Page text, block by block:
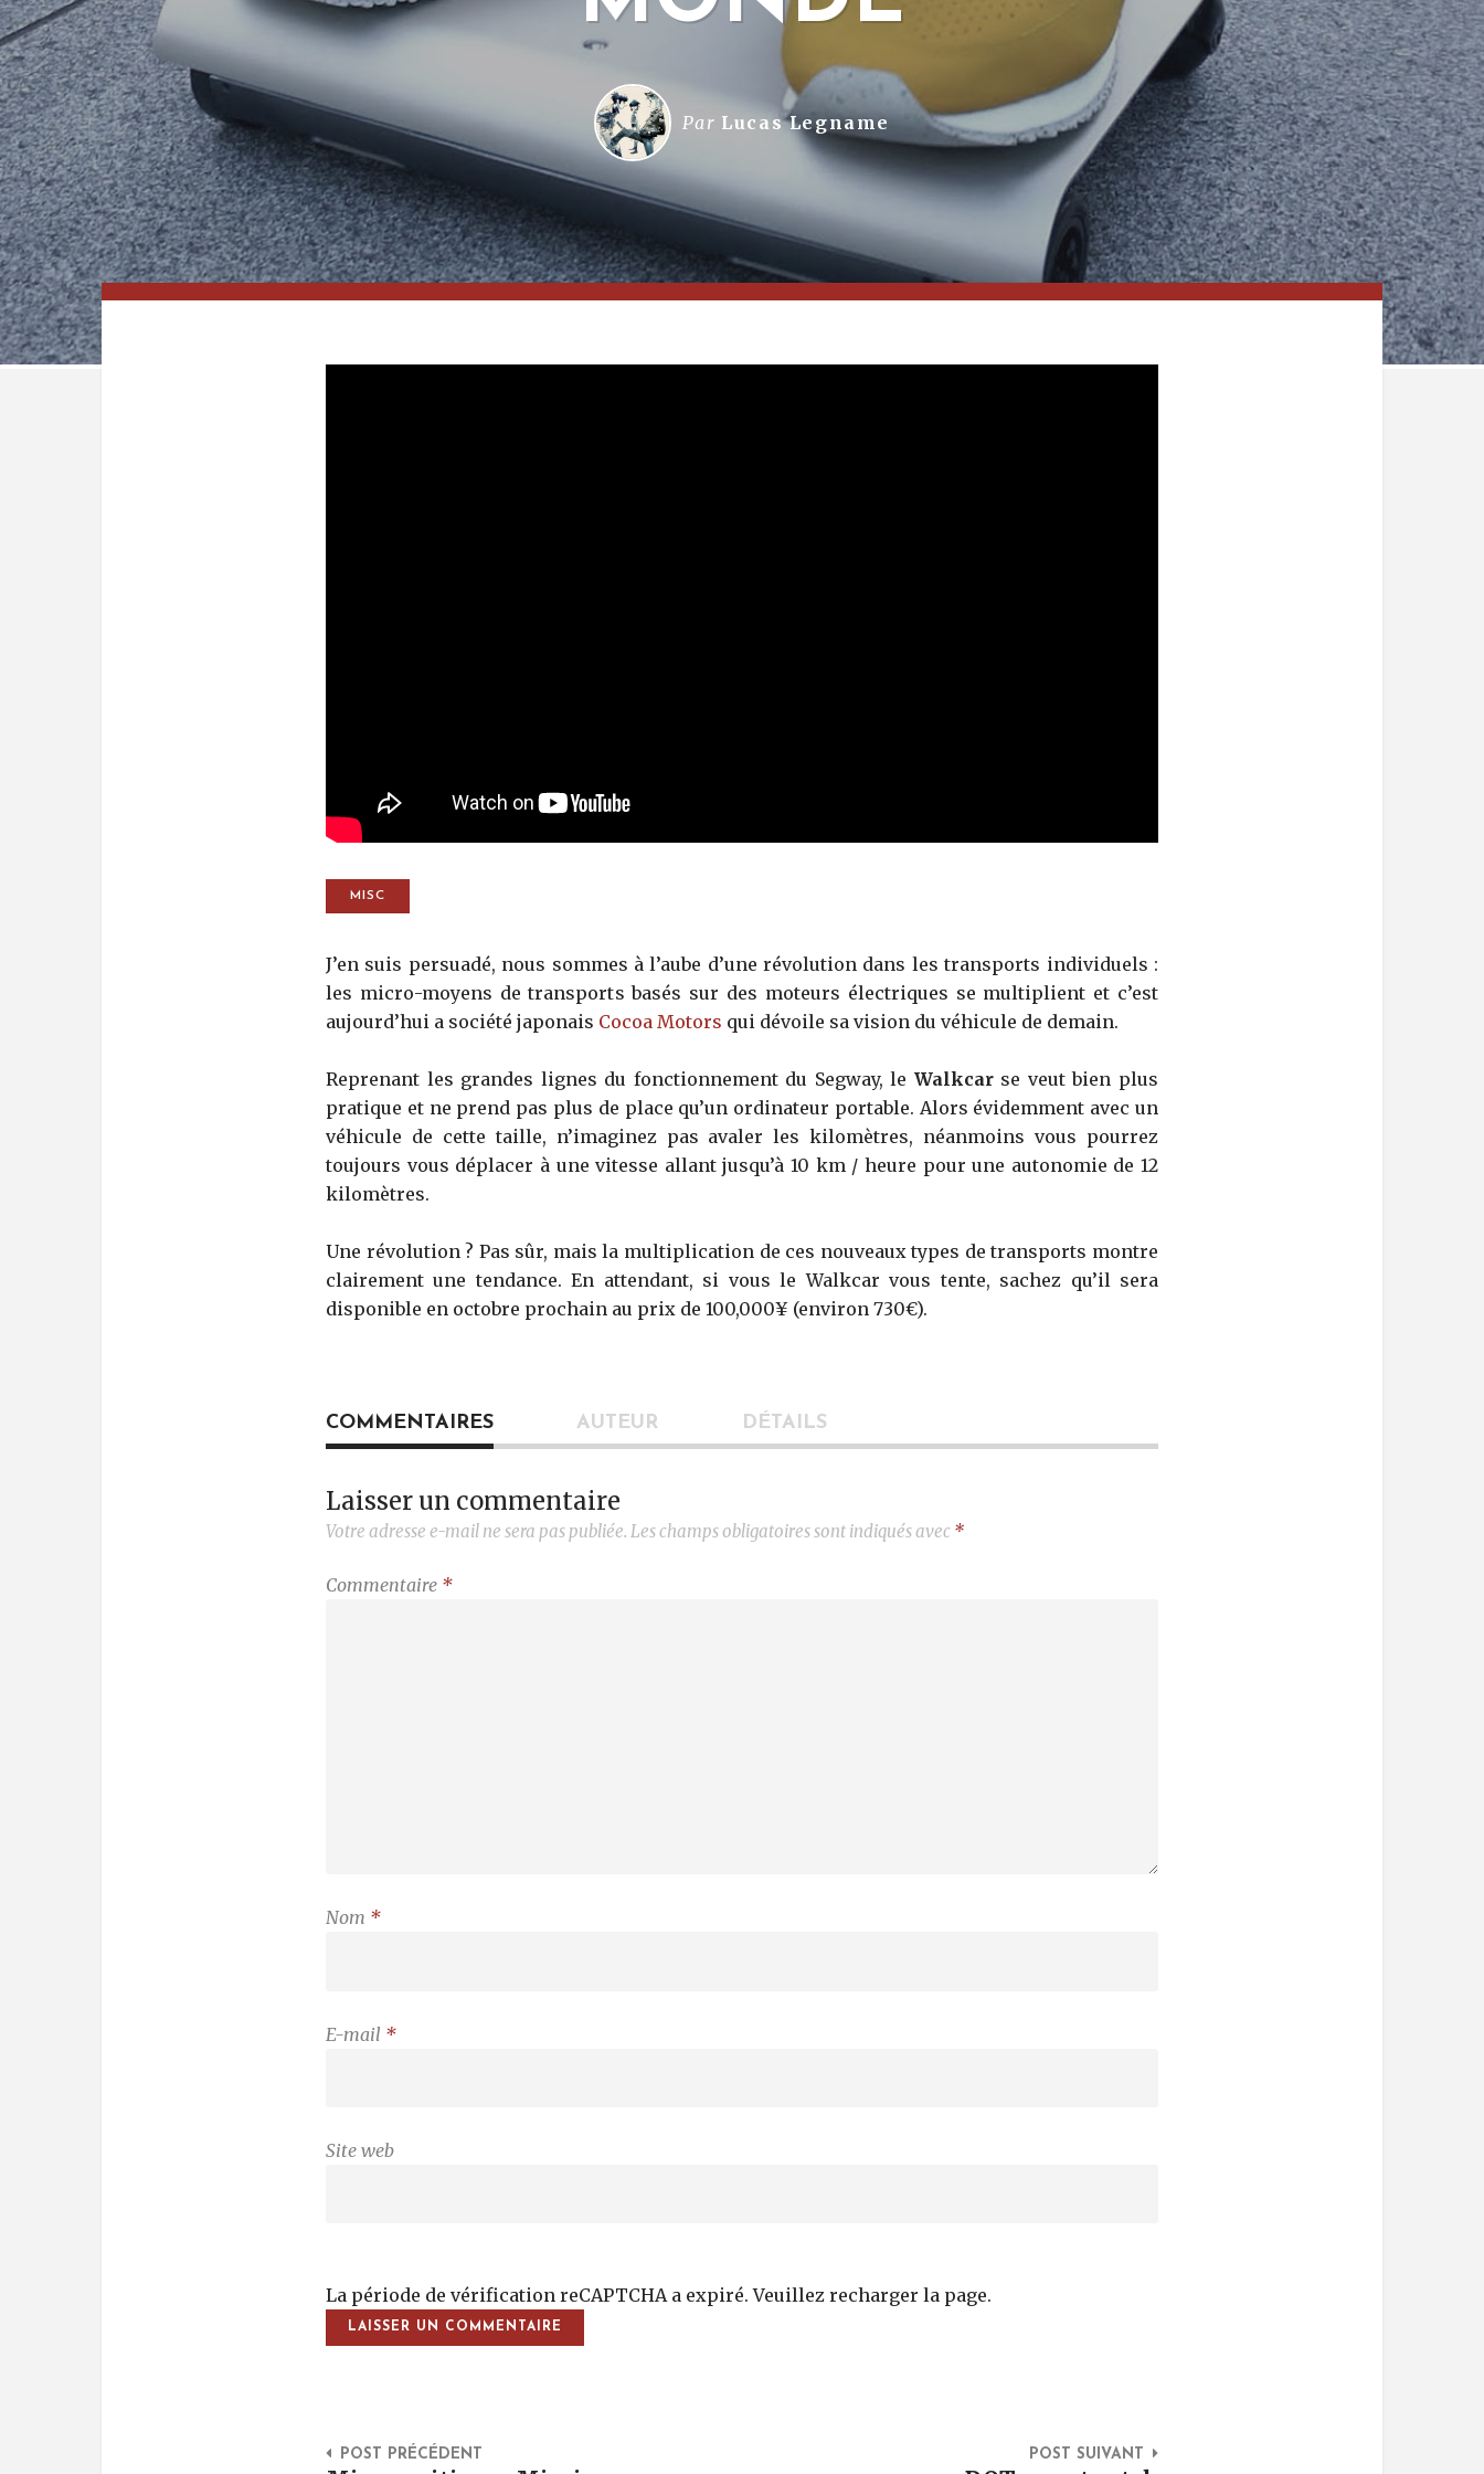
Par Lucas Legname
MISC
J’en suis persuadé, nous sommes à l’aube d’une révolution dans les transports individuels :
les micro-moyens de transports basés sur des moteurs électriques se multiplient et c’est
aujourd’hui a société japonais Cocoa Motors qui dévoile sa vision du véhicule de demain.
Reprenant les grandes lignes du fonctionnement du Segway, le Walkcarse veut bien plus
pratique et ne prend pas plus de place qu’un ordinateur portable. Alors évidemment avec un
véhicule de cette taille, n’imaginez pas avaler les kilomètres, néanmoins vous pourrez
toujours vous déplacer à une vitesse allant jusqu’à 10 km / heure pour une autonomie de 12
kilomètres.
Une révolution ? Pas sûr, mais la multiplication de ces nouveaux types de transports montre
clairement une tendance. En attendant, si vous le Walkcar vous tente, sachez qu’il sera
disponible en octobre prochain au prix de 100,000¥ (environ 730€).
COMMENTAIRES AUTEUR DÉTAILS
Laisser un commentaire
Votre adresse e-mail ne sera pas publiée. Les champs obligatoires sont indiqués avec *
Commentaire *
Nom *
E-mail *
Site web
La période de vérification reCAPTCHA a expiré. Veuillez recharger la page.
Post Navigation
POST PRÉCÉDENT POST SUIVANT